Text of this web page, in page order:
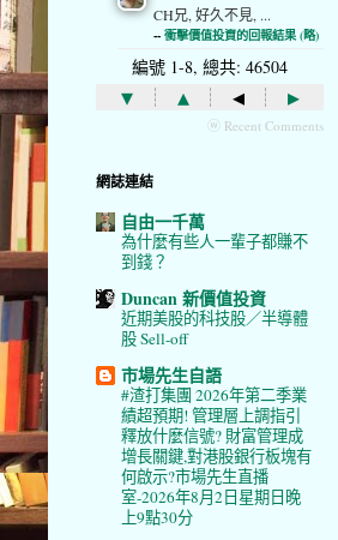
CH兄, 好久不見, ...
-- 衝擊價值投資的回報結果 (略)
編號 1-8, 總共: 46504
▾ ▴ ◂ ▸
ⓦ Recent Comments
網誌連結
自由一千萬
為什麼有些人一輩子都賺不
到錢？
Duncan 新價值投資
近期美股的科技股／半導體
股 Sell-off
市場先生自語
#渣打集團 2026年第二季業
績超預期! 管理層上調指引
釋放什麼信號? 財富管理成
增長關鍵,對港股銀行板塊有
何啟示?市場先生直播
室-2026年8月2日星期日晚
上9點30分